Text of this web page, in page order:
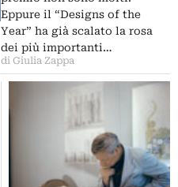
Eppure il “Designs of the
Year” ha già scalato la rosa
dei più importanti…
di Giulia Zappa